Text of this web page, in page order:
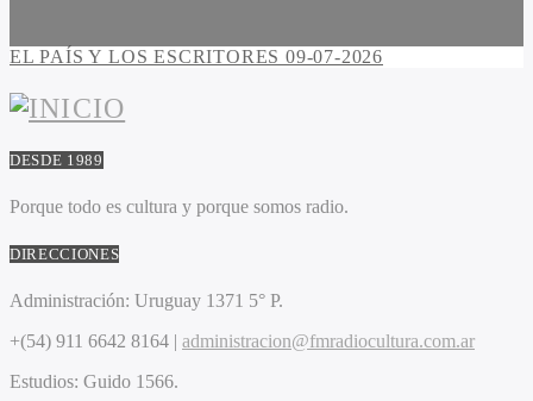
EL PAÍS Y LOS ESCRITORES 09-07-2026
DESDE 1989
Porque todo es cultura y porque somos radio.
DIRECCIONES
Administración: Uruguay 1371 5° P.
+(54) 911 6642 8164 | administracion@fmradiocultura.com.ar
Estudios: Guido 1566.